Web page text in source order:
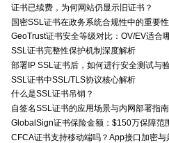
证书已续费，为何网站仍显示旧证书？
国密SSL证书在政务系统合规性中的重要性
GeoTrust证书安全等级对比：OV/EV适合
SSL证书完整性保护机制深度解析
部署IP SSL证书后，如何进行安全测试与
SSL证书中SSL/TLS协议核心解析
什么是SSL证书吊销？
自签名SSL证书的应用场景与内网部署指南
GlobalSign证书保险金额：$150万保障范
CFCA证书支持移动端吗？App接口加密与